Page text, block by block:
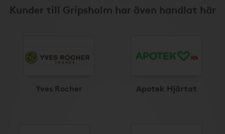
Kunder till Gripsholm har även handlat här
Yves Rocher Apotek Hjärtat